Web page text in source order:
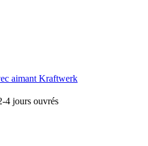
aimant Kraftwerk
4 jours ouvrés